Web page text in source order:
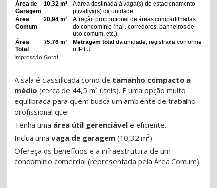
Área de
Garagem
10,32 m²
A área destinada à vaga(s) de estacionamento
privativa(s) da unidade.
Área
Comum
20,94 m²
A fração proporcional de áreas compartilhadas
do condomínio (hall, corredores, banheiros de
uso comum, etc.).
Área
Total
75,76 m² Metragem total da unidade, registrada conforme
o IPTU.
Impressão Geral
A sala é classificada como de tamanho compacto a
médio (cerca de 44,5 m² úteis). É uma opção muito
equilibrada para quem busca um ambiente de trabalho
profissional que:
Tenha uma área útil gerenciável e eficiente.
Inclua uma vaga de garagem (10,32 m²).
Ofereça os benefícios e a infraestrutura de um
condomínio comercial (representada pela Área Comum).